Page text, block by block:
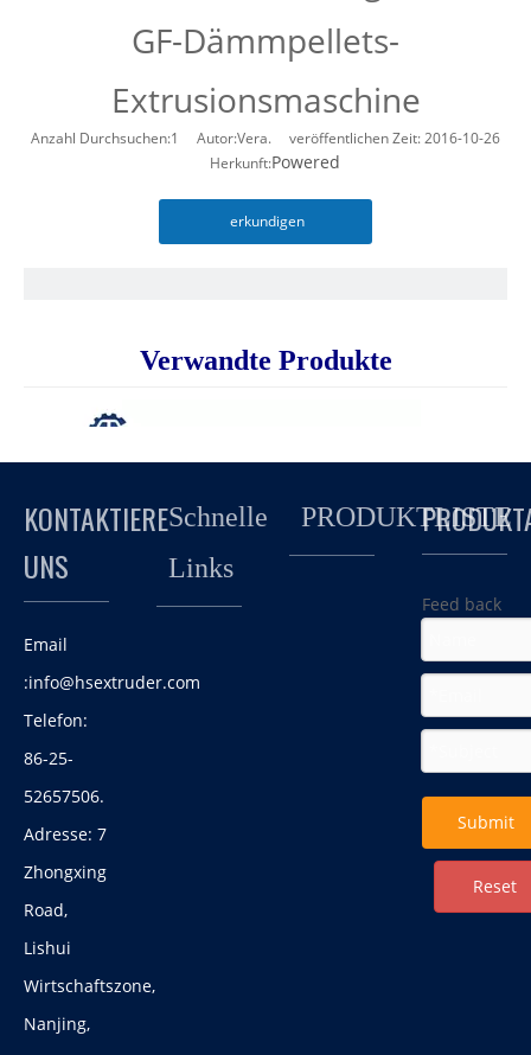
GF-Dämmpellets-
Extrusionsmaschine
Anzahl Durchsuchen:1
Autor:Vera. veröffentlichen Zeit: 2016-10-26
Herkunft:Powered
erkundigen
Twin-Schraubendesign PA + GF-
Dämmpellets-Extrusionsmaschine
Rohmaterial: Nylon (PA) 66 + Glasfaser 25
Verwandte Produkte
Hochleistungs-PP + Glasfaser-Doppelschnecken-
Compound-Extruder
KONTAKTIERE
UNS
Email
:info@hsextruder.com
Telefon:
86-25-
52657506.
Adresse: 7
Zhongxing
Road,
Lishui
Wirtschaftszone,
Nanjing,
Schnelle
Links
PRODUKTLISTE
Feed back
Submit
Reset